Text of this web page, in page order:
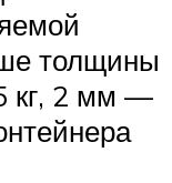
толщины
кг, 2 мм —